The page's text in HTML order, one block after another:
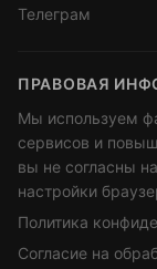
Телеграм
ПРАВОВАЯ
Мы используем
сервисов и
вы не согласны
настройки
Политика
Согласие на